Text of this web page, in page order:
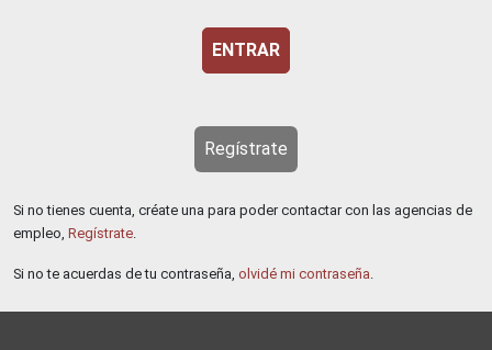
Regístrate
Si no tienes cuenta, créate una para poder contactar con las agencias de
empleo, Regístrate.
Si no te acuerdas de tu contraseña, olvidé mi contraseña.